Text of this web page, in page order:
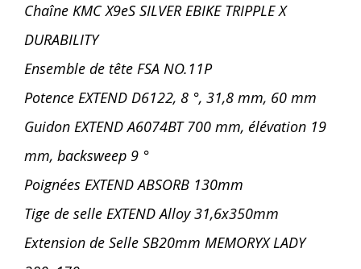
Chaîne KMC X9eS SILVER EBIKE TRIPPLE X
DURABILITY
Ensemble de tête FSA NO.11P
Potence EXTEND D6122, 8 °, 31,8 mm, 60 mm
Guidon EXTEND A6074BT 700 mm, élévation 19
mm, backsweep 9 °
Poignées EXTEND ABSORB 130mm
Tige de selle EXTEND Alloy 31,6x350mm
Extension de Selle SB20mm MEMORYX LADY